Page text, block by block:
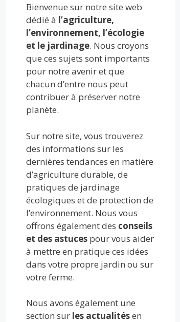
Bienvenue sur notre site web
dédié à l’agriculture,
l’environnement, l’écologie
et le jardinage. Nous croyons
que ces sujets sont importants
pour notre avenir et que
chacun d’entre nous peut
contribuer à préserver notre
planète.
Sur notre site, vous trouverez
des informations sur les
dernières tendances en matière
d’agriculture durable, de
pratiques de jardinage
écologiques et de protection de
l’environnement. Nous vous
offrons également des conseils
et des astuces pour vous aider
à mettre en pratique ces idées
dans votre propre jardin ou sur
votre ferme.
Nous avons également une
section sur les actualitésen